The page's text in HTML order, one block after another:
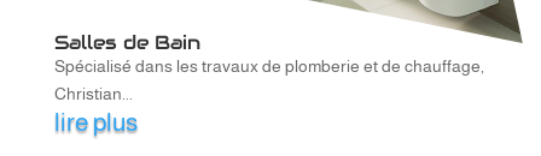
Salles de Bain
Spécialisé dans les travaux de plomberie et de chauffage,
Christian...
lire plus